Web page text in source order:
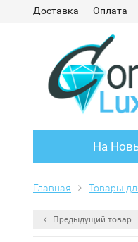
Доставка Оплата
На
Главная Товары
Предыдущий товар